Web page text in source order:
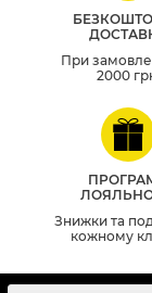
При
2000
Знижки та
кожному